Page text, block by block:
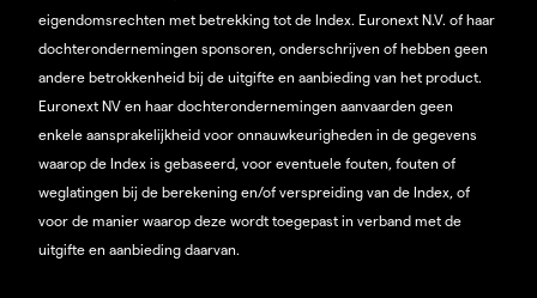
eigendomsrechten met betrekking tot de Index. Euronext N.V. of haar
dochterondernemingen sponsoren, onderschrijven of hebben geen
andere betrokkenheid bij de uitgifte en aanbieding van het product.
Euronext NV en haar dochterondernemingen aanvaarden geen
enkele aansprakelijkheid voor onnauwkeurigheden in de gegevens
waarop de Index is gebaseerd, voor eventuele fouten, fouten of
weglatingen bij de berekening en/of verspreiding van de Index, of
voor de manier waarop deze wordt toegepast in verband met de
uitgifte en aanbieding daarvan.